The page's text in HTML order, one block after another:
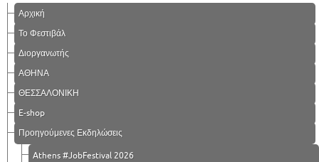
Αρχική
Το Φεστιβάλ
Διοργανωτής
ΑΘΗΝΑ
ΘΕΣΣΑΛΟΝΙΚΗ
E-shop
Προηγούμενες Εκδηλώσεις
Athens #JobFestival 2026